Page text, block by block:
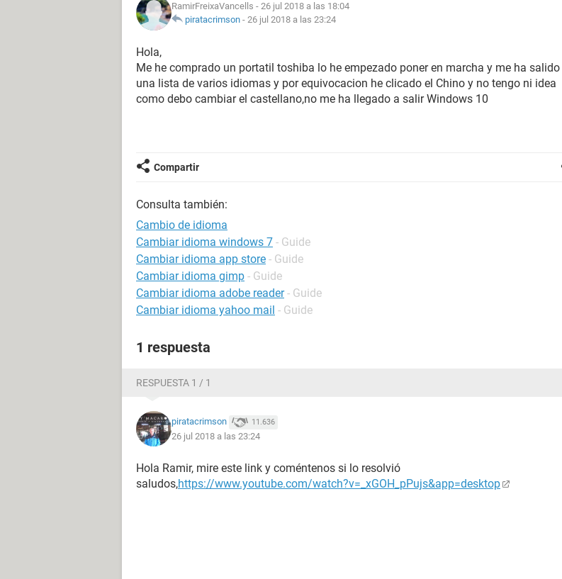
RamirFreixaVancells - 26 jul 2018 a las 18:04
piratacrimson - 26 jul 2018 a las 23:24
Hola,
Me he comprado un portatil toshiba lo he empezado poner en marcha y me ha salido
una lista de varios idiomas y por equivocacion he clicado el Chino y no tengo ni idea
como debo cambiar el castellano,no me ha llegado a salir Windows 10
Compartir
Consulta también:
Cambio de idioma
Cambiar idioma windows 7 - Guide
Cambiar idioma app store - Guide
Cambiar idioma gimp - Guide
Cambiar idioma adobe reader - Guide
Cambiar idioma yahoo mail - Guide
1 respuesta
RESPUESTA 1 / 1
piratacrimson 11.636
26 jul 2018 a las 23:24
Hola Ramir, mire este link y coméntenos si lo resolvió
saludos,https://www.youtube.com/watch?v=_xGOH_pPujs&app=desktop